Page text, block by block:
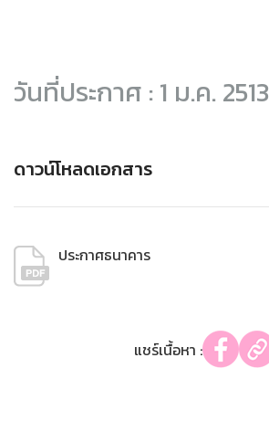
วันที่ประกาศ : 1 ม.ค. 2513
ดาวน์โหลดเอกสาร
ประกาศธนาคาร
แชร์เนื้อหา :